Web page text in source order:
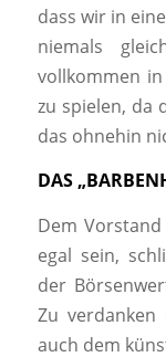
dass wir in
niemals
vollkommen
zu spielen, da
das ohnehin
DAS
Dem
egal sein,
der
Zu
auch dem